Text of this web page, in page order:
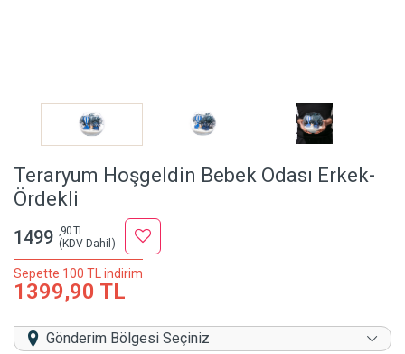
Teraryum Hoşgeldin Bebek Odası Erkek-
Ördekli
1499 ,90 TL
(KDV Dahil)
Sepette 100 TL indirim
1399,90 TL
Gönderim Bölgesi Seçiniz